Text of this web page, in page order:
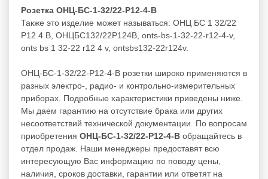
Розетка ОНЦ-БС-1-32/22-Р12-4-В
Также это изделие может называться: ОНЦ БС 1 32/22
Р12 4 В, ОНЦБС132/22Р124В, onts-bs-1-32-22-r12-4-v,
onts bs 1 32-22 r12 4 v, ontsbs132-22r124v.
ОНЦ-БС-1-32/22-Р12-4-В розетки широко применяются в
разных электро-, радио- и контрольно-измерительных
приборах. Подробные характеристики приведены ниже.
Мы даем гарантию на отсутствие брака или других
несоответствий технической документации. По вопросам
приобретения ОНЦ-БС-1-32/22-Р12-4-В обращайтесь в
отдел продаж. Наши менеджеры предоставят всю
интересующую Вас информацию по поводу цены,
наличия, сроков доставки, гарантии или ответят на